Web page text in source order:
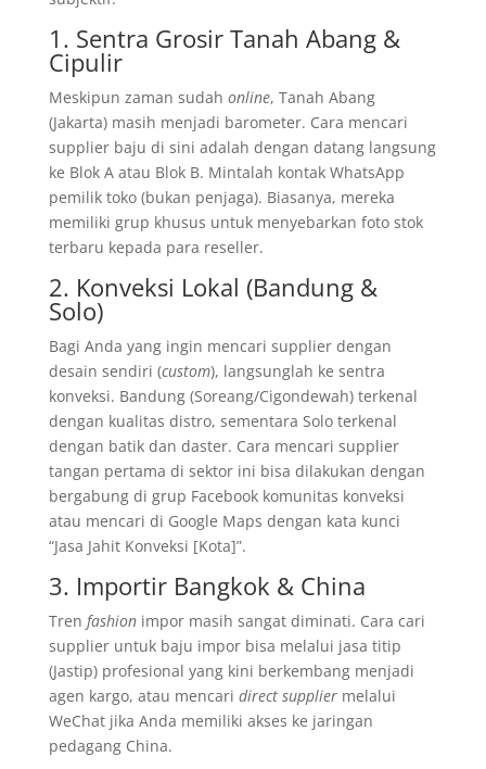
1. Sentra Grosir Tanah Abang &
Cipulir
Meskipun zaman sudah online, Tanah Abang
(Jakarta) masih menjadi barometer. Cara mencari
supplier baju di sini adalah dengan datang langsung
ke Blok A atau Blok B. Mintalah kontak WhatsApp
pemilik toko (bukan penjaga). Biasanya, mereka
memiliki grup khusus untuk menyebarkan foto stok
terbaru kepada para reseller.
2. Konveksi Lokal (Bandung &
Solo)
Bagi Anda yang ingin mencari supplier dengan
desain sendiri (custom), langsunglah ke sentra
konveksi. Bandung (Soreang/Cigondewah) terkenal
dengan kualitas distro, sementara Solo terkenal
dengan batik dan daster. Cara mencari supplier
tangan pertama di sektor ini bisa dilakukan dengan
bergabung di grup Facebook komunitas konveksi
atau mencari di Google Maps dengan kata kunci
“Jasa Jahit Konveksi [Kota]”.
3. Importir Bangkok & China
Tren fashionimpor masih sangat diminati. Cara cari
supplier untuk baju impor bisa melalui jasa titip
(Jastip) profesional yang kini berkembang menjadi
agen kargo, atau mencari direct suppliermelalui
WeChat jika Anda memiliki akses ke jaringan
pedagang China.